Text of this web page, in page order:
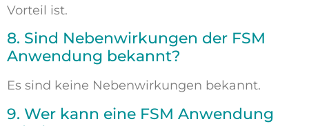
Vorteil ist.
8. Sind Nebenwirkungen der FSM
Anwendung bekannt?
Es sind keine Nebenwirkungen bekannt.
9. Wer kann eine FSM Anwendung